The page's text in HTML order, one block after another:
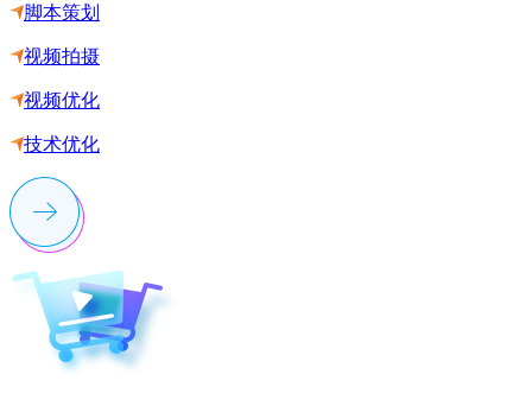
脚本策划
视频拍摄
视频优化
技术优化